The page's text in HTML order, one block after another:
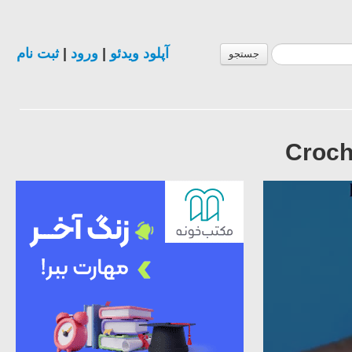
جستجو آپلود ویدئو ورود |ثبت نام